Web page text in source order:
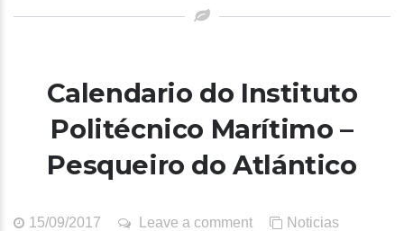
Calendario do Instituto
Politécnico Marítimo –
Pesqueiro do Atlántico
15/09/2017 Leave a comment Noticias